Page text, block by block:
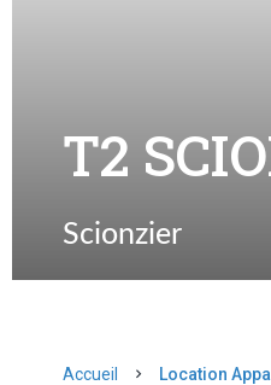
T2
Scionzier
Accueil Location